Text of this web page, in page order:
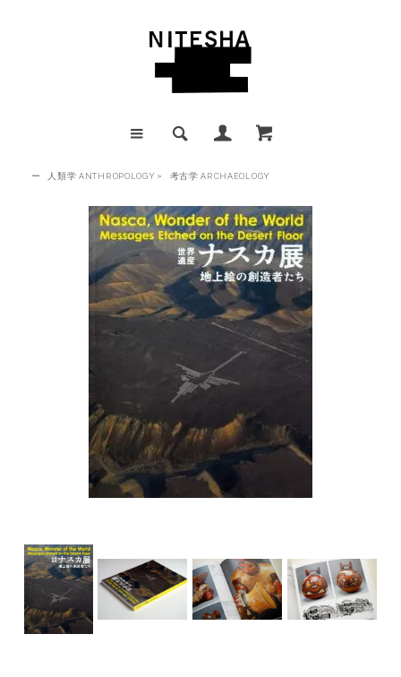
ー 人類学 ANTHROPOLOGY > 考古学 ARCHAEOLOGY